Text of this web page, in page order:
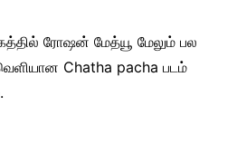
ரோஷன் மேத்யூ மேலும் பல
Chatha pacha படம்